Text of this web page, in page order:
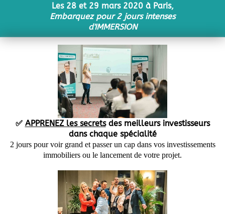
Les 28 et 29 mars 2020 à Paris,
Embarquez pour 2 jours intenses
d'IMMERSION
✅ APPRENEZ les secretsdes meilleurs investisseurs
dans chaque spécialité
2 jours pour voir grand et passer un cap dans vos investissements
immobiliers ou le lancement de votre projet.